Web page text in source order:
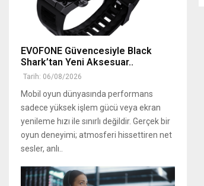
EVOFONE Güvencesiyle Black
Shark’tan Yeni Aksesuar..
Tarih: 06/08/2026
Mobil oyun dünyasında performans
sadece yüksek işlem gücü veya ekran
yenileme hızı ile sınırlı değildir. Gerçek bir
oyun deneyimi; atmosferi hissettiren net
sesler, anlı..